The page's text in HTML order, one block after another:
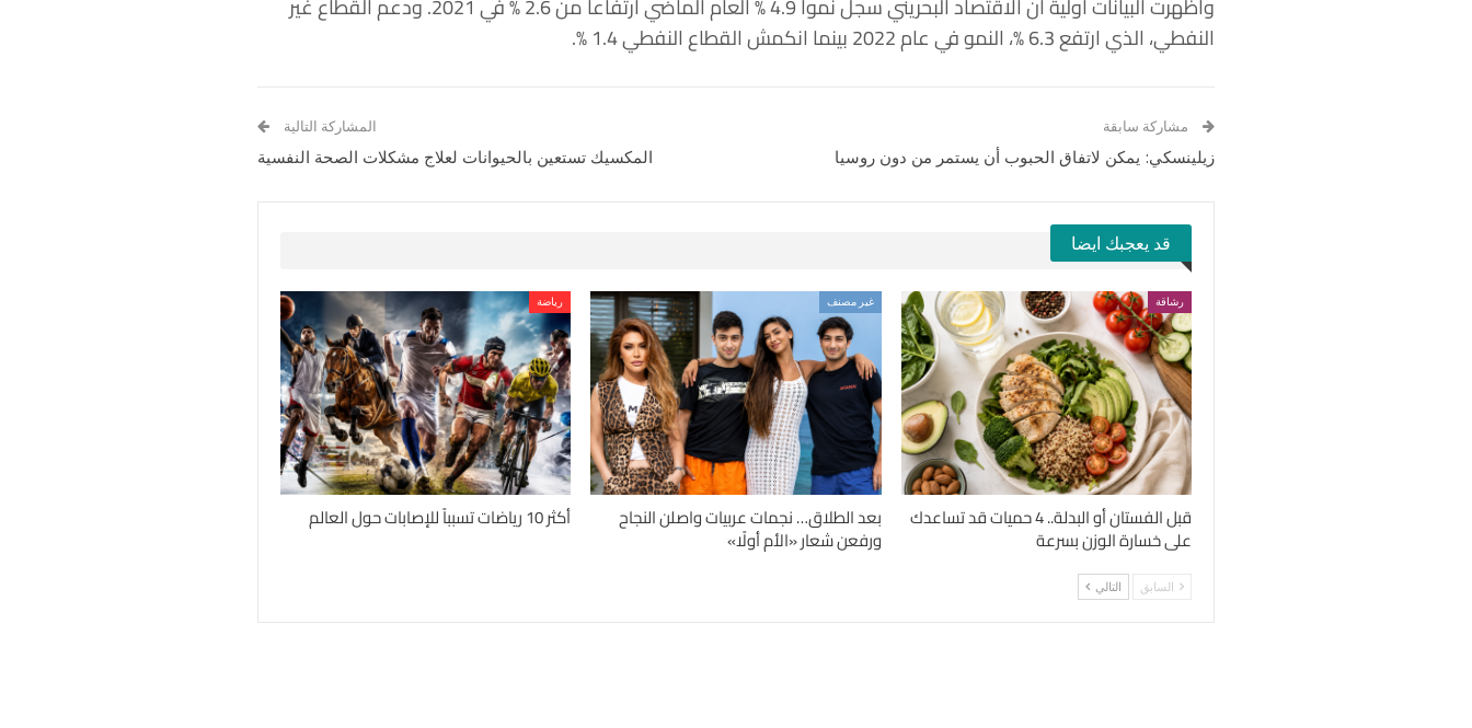
وأظهرت البيانات أولية أن الاقتصاد البحريني سجل نموا 4.9 % العام الماضي ارتفاعا من 2.6 % في 2021. ودعم القطاع غير
النفطي، الذي ارتفع 6.3 %، النمو في عام 2022 بينما انكمش القطاع النفطي 1.4 %.
مشاركة سابقة
زيلينسكي: يمكن لاتفاق الحبوب أن يستمر من دون روسيا
المشاركة التالية
المكسيك تستعين بالحيوانات لعلاج مشكلات الصحة النفسية
قد يعجبك ايضا
رشاقة
قبل الفستان أو البدلة.. 4 حميات قد تساعدك
على خسارة الوزن بسرعة
غير مصنف
بعد الطلاق… نجمات عربيات واصلن النجاح
ورفعن شعار «الأم أولًا»
رياضة
أكثر 10 رياضات تسبباً للإصابات حول العالم
السابق التالي